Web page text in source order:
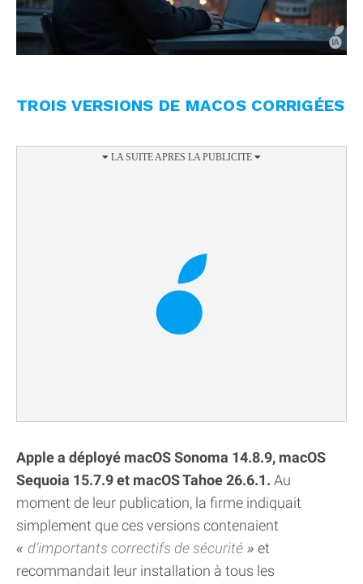
TROIS VERSIONS DE MACOS CORRIGÉES
Apple a déployé macOS Sonoma 14.8.9, macOS
Sequoia 15.7.9 et macOS Tahoe 26.6.1. Au
moment de leur publication, la firme indiquait
simplement que ces versions contenaient
d’importants correctifs de sécurité
et
recommandait leur installation à tous les